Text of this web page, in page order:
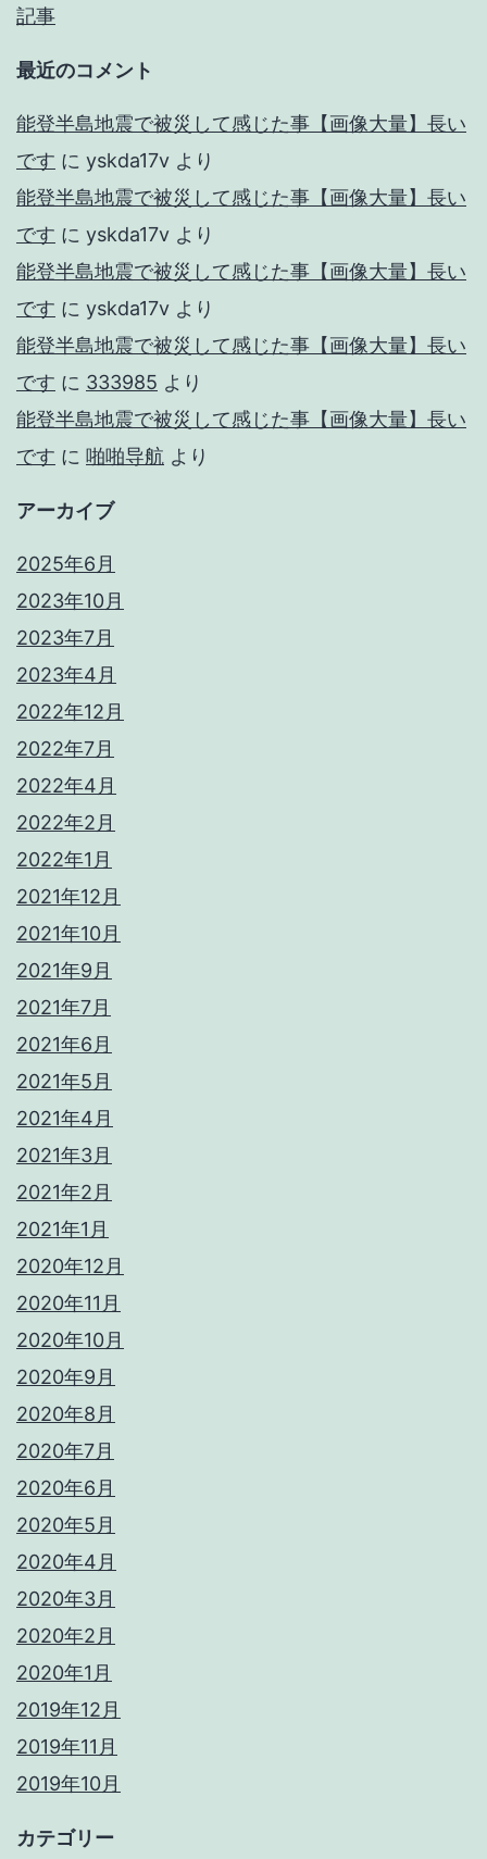
記事
最近のコメント
能登半島地震で被災して感じた事【画像大量】長い
です に yskda17v より
能登半島地震で被災して感じた事【画像大量】長い
です に yskda17v より
能登半島地震で被災して感じた事【画像大量】長い
です に yskda17v より
能登半島地震で被災して感じた事【画像大量】長い
です に 333985 より
能登半島地震で被災して感じた事【画像大量】長い
です に 啪啪导航 より
アーカイブ
2025年6月
2023年10月
2023年7月
2023年4月
2022年12月
2022年7月
2022年4月
2022年2月
2022年1月
2021年12月
2021年10月
2021年9月
2021年7月
2021年6月
2021年5月
2021年4月
2021年3月
2021年2月
2021年1月
2020年12月
2020年11月
2020年10月
2020年9月
2020年8月
2020年7月
2020年6月
2020年5月
2020年4月
2020年3月
2020年2月
2020年1月
2019年12月
2019年11月
2019年10月
カテゴリー